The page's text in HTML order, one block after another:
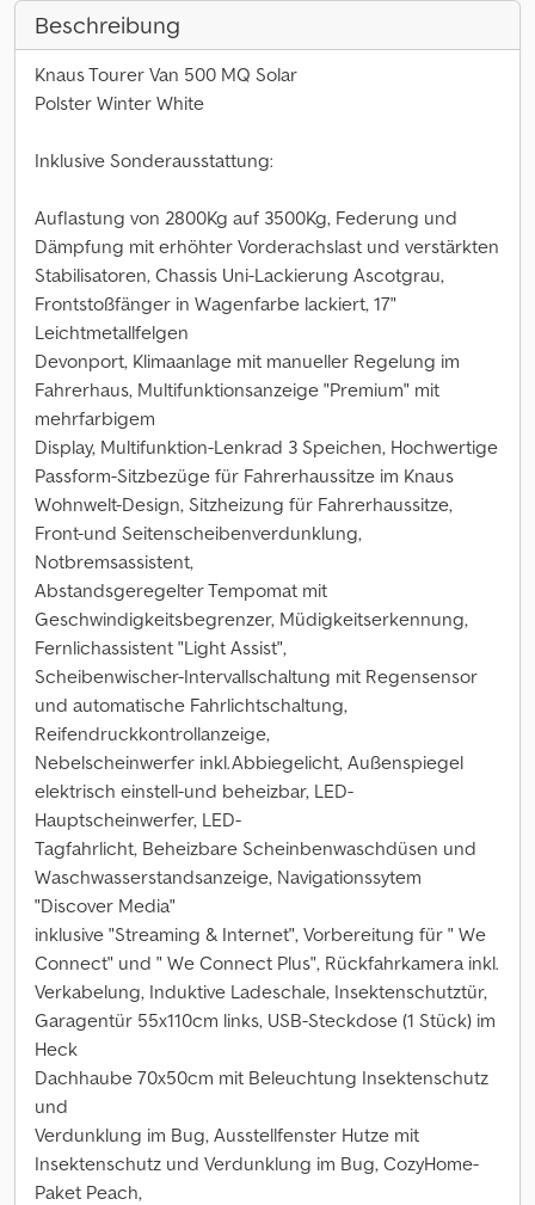
Beschreibung
Knaus Tourer Van 500 MQ Solar
Polster Winter White
Inklusive Sonderausstattung:
Auflastung von 2800Kg auf 3500Kg, Federung und
Dämpfung mit erhöhter Vorderachslast und verstärkten
Stabilisatoren, Chassis Uni-Lackierung Ascotgrau,
Frontstoßfänger in Wagenfarbe lackiert, 17"
Leichtmetallfelgen
Devonport, Klimaanlage mit manueller Regelung im
Fahrerhaus, Multifunktionsanzeige "Premium" mit
mehrfarbigem
Display, Multifunktion-Lenkrad 3 Speichen, Hochwertige
Passform-Sitzbezüge für Fahrerhaussitze im Knaus
Wohnwelt-Design, Sitzheizung für Fahrerhaussitze,
Front-und Seitenscheibenverdunklung,
Notbremsassistent,
Abstandsgeregelter Tempomat mit
Geschwindigkeitsbegrenzer, Müdigkeitserkennung,
Fernlichassistent "Light Assist",
Scheibenwischer-Intervallschaltung mit Regensensor
und automatische Fahrlichtschaltung,
Reifendruckkontrollanzeige,
Nebelscheinwerfer inkl.Abbiegelicht, Außenspiegel
elektrisch einstell-und beheizbar, LED-
Hauptscheinwerfer, LED-
Tagfahrlicht, Beheizbare Scheinbenwaschdüsen und
Waschwasserstandsanzeige, Navigationssytem
"Discover Media"
inklusive "Streaming & Internet", Vorbereitung für " We
Connect" und " We Connect Plus", Rückfahrkamera inkl.
Verkabelung, Induktive Ladeschale, Insektenschutztür,
Garagentür 55x110cm links, USB-Steckdose (1 Stück) im
Heck
Dachhaube 70x50cm mit Beleuchtung Insektenschutz
und
Verdunklung im Bug, Ausstellfenster Hutze mit
Insektenschutz und Verdunklung im Bug, CozyHome-
Paket Peach,